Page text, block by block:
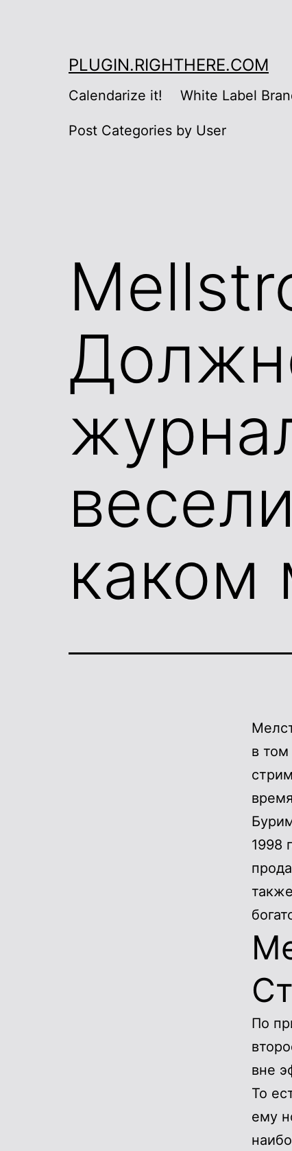
PLUGIN.RIGHTHERE.COM
Calendarize it! White Label
Post Categories by User
каком
в
1998
По
вне
То
ему